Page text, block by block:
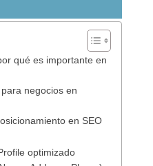
qué es importante en
negocios en
en SEO
optimizado